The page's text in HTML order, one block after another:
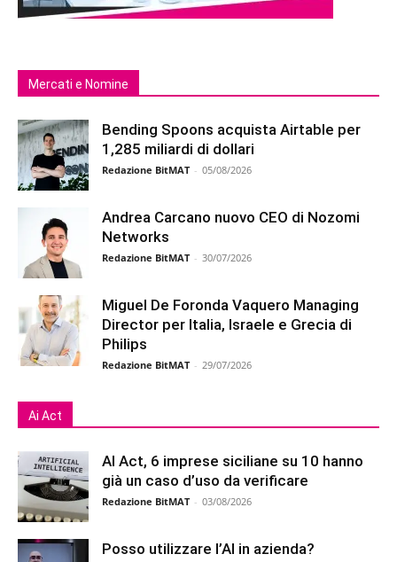
Mercati e Nomine
Bending Spoons acquista Airtable per
1,285 miliardi di dollari
Redazione BitMAT - 05/08/2026
Andrea Carcano nuovo CEO di Nozomi
Networks
Redazione BitMAT - 30/07/2026
Miguel De Foronda Vaquero Managing
Director per Italia, Israele e Grecia di
Philips
Redazione BitMAT - 29/07/2026
Ai Act
AI Act, 6 imprese siciliane su 10 hanno
già un caso d’uso da verificare
Redazione BitMAT - 03/08/2026
Posso utilizzare l’AI in azienda?